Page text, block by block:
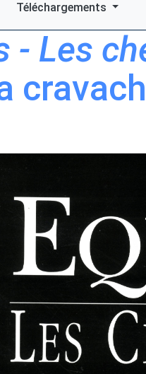
Téléchargements
- Les